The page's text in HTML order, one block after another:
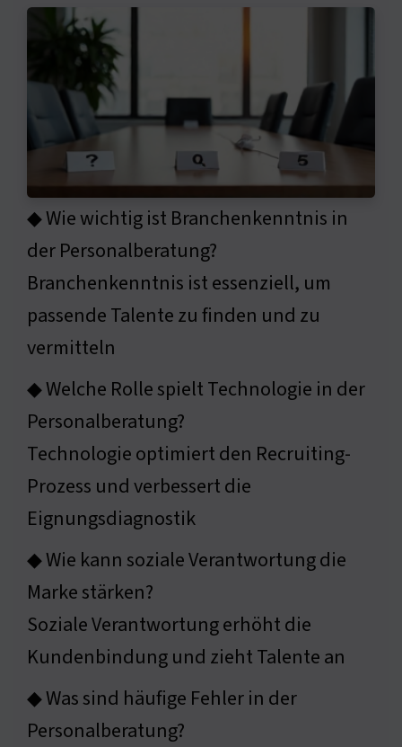
◆ Wie wichtig ist Branchenkenntnis in
der Personalberatung?
Branchenkenntnis ist essenziell, um
passende Talente zu finden und zu
vermitteln
◆ Welche Rolle spielt Technologie in der
Personalberatung?
Technologie optimiert den Recruiting-
Prozess und verbessert die
Eignungsdiagnostik
◆ Wie kann soziale Verantwortung die
Marke stärken?
Soziale Verantwortung erhöht die
Kundenbindung und zieht Talente an
◆ Was sind häufige Fehler in der
Personalberatung?